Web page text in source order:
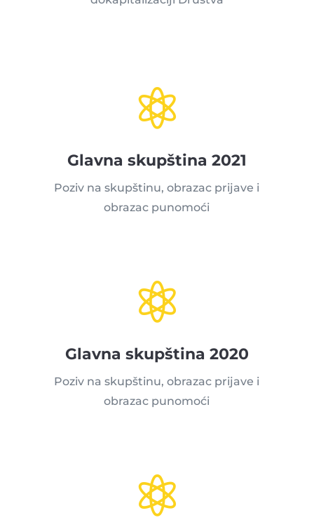

Glavna skupština 2021
Poziv na skupštinu, obrazac prijave i
obrazac punomoći

Glavna skupština 2020
Poziv na skupštinu, obrazac prijave i
obrazac punomoći
